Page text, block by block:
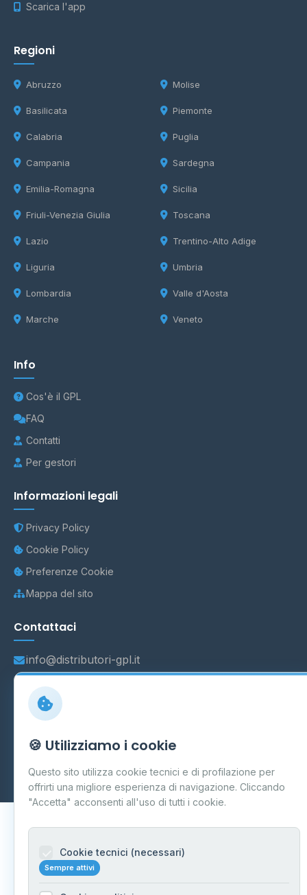
Scarica l'app
Regioni
Abruzzo
Basilicata
Calabria
Campania
Emilia-Romagna
Friuli-Venezia Giulia
Lazio
Liguria
Lombardia
Marche
Molise
Piemonte
Puglia
Sardegna
Sicilia
Toscana
Trentino-Alto Adige
Umbria
Valle d'Aosta
Veneto
Info
Cos'è il GPL
FAQ
Contatti
Per gestori
Informazioni legali
Privacy Policy
Cookie Policy
Preferenze Cookie
Mappa del sito
Contattaci
info@distributori-gpl.it
Carpi P.IVA 03859300364
Dati forniti daMinistero delle Imprese e del Made in Italy
Aggiornamento quotidiano
🍪 Utilizziamo i cookie
Questo sito utilizza cookie tecnici e di profilazione per
offrirti una migliore esperienza di navigazione. Cliccando
"Accetta" acconsenti all'uso di tutti i cookie.
Cookie tecnici (necessari)
Sempre attivi